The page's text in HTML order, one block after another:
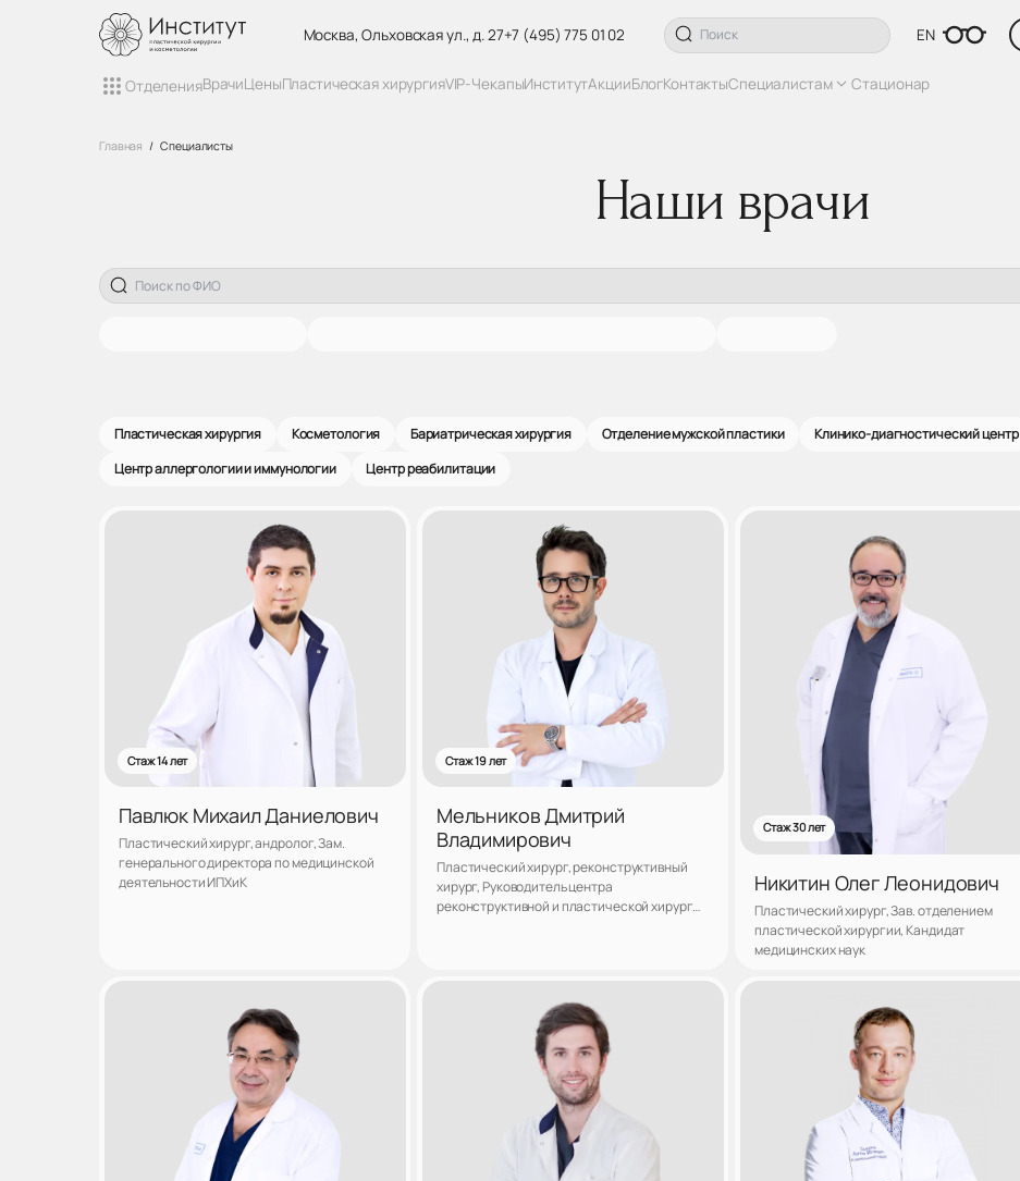
Москва, Ольховская ул., д. 27+7 (495) 775 01 02 EN
ОтделенияВрачиЦеныПластическая хирургияVIP-ЧекапыИнститутАкцииБлогКонтактыСпециалистам Стационар
Главная Специалисты
Наши врачи
Пластическая хирургия Косметология Бариатрическая хирургия Отделение мужской пластики Клинико-диагностический центр
Центр аллергологии и иммунологии
Центр реабилитации
Стаж 14 лет
Павлюк Михаил Даниелович
Пластический хирург, андролог, Зам.
генерального директора по медицинской
деятельности ИПХиК
Стаж 19 лет
Мельников Дмитрий
Владимирович
Пластический хирург, реконструктивный
хирург, Руководитель центра
реконструктивной и пластической хирургии
Стаж 30 лет
Никитин Олег Леонидович
Пластический хирург, Зав. отделением
пластической хирургии, Кандидат
медицинских наук